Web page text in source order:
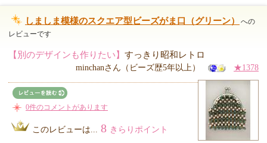
しましま模様のスクエア型ビーズがま口（グリーン）
への
レビューです
【別のデザインも作りたい】 すっきり昭和レトロ
minchanさん（ビーズ歴5年以上） ★1378
0件のコメントがあります
このレビューは... 8 きらりポイント